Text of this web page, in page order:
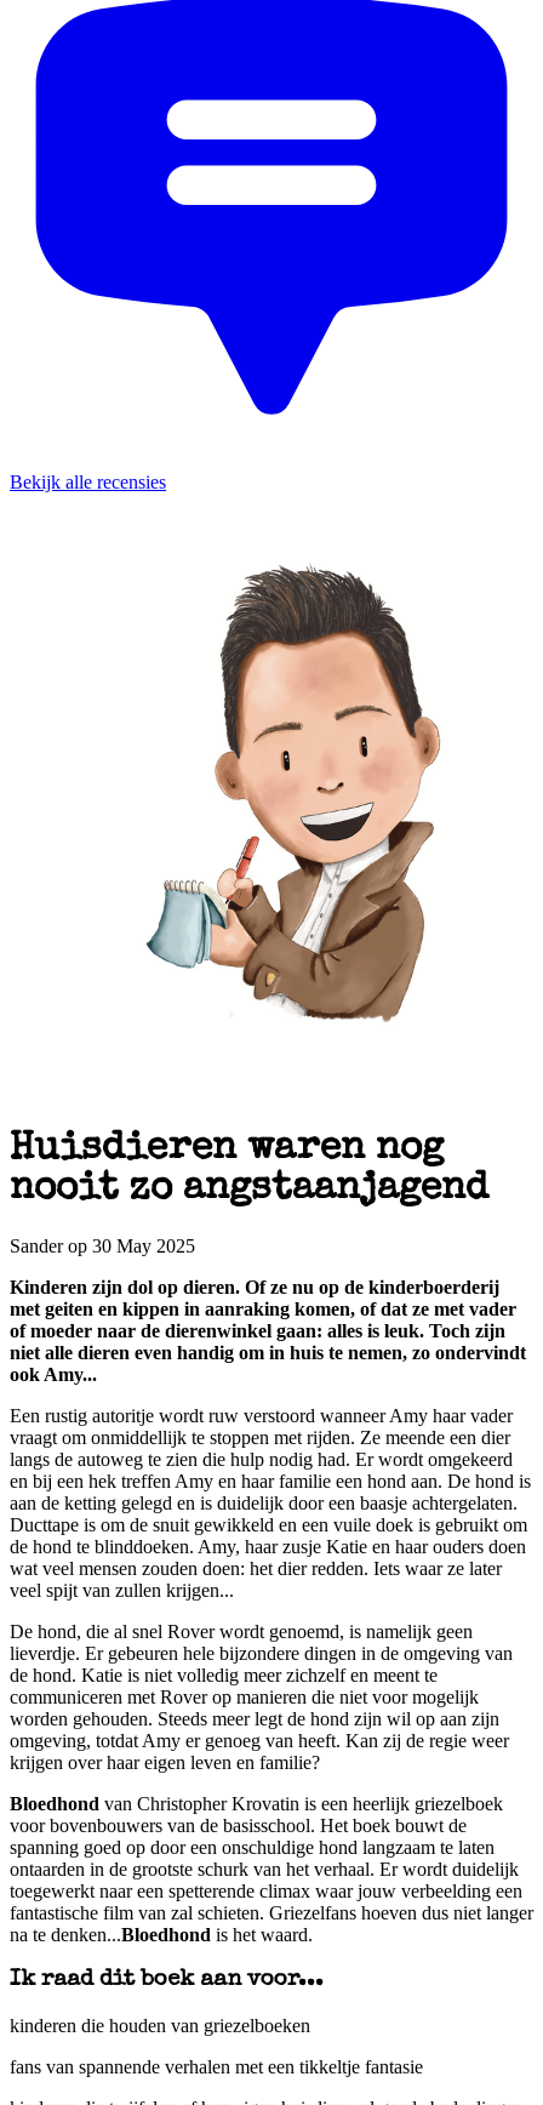
Bekijk alle recensies
Huisdieren waren nog
nooit zo angstaanjagend
Sander op 30 May 2025
Kinderen zijn dol op dieren. Of ze nu op de kinderboerderij
met geiten en kippen in aanraking komen, of dat ze met vader
of moeder naar de dierenwinkel gaan: alles is leuk. Toch zijn
niet alle dieren even handig om in huis te nemen, zo ondervindt
ook Amy...
Een rustig autoritje wordt ruw verstoord wanneer Amy haar vader
vraagt om onmiddellijk te stoppen met rijden. Ze meende een dier
langs de autoweg te zien die hulp nodig had. Er wordt omgekeerd
en bij een hek treffen Amy en haar familie een hond aan. De hond is
aan de ketting gelegd en is duidelijk door een baasje achtergelaten.
Ducttape is om de snuit gewikkeld en een vuile doek is gebruikt om
de hond te blinddoeken. Amy, haar zusje Katie en haar ouders doen
wat veel mensen zouden doen: het dier redden. Iets waar ze later
veel spijt van zullen krijgen...
De hond, die al snel Rover wordt genoemd, is namelijk geen
lieverdje. Er gebeuren hele bijzondere dingen in de omgeving van
de hond. Katie is niet volledig meer zichzelf en meent te
communiceren met Rover op manieren die niet voor mogelijk
worden gehouden. Steeds meer legt de hond zijn wil op aan zijn
omgeving, totdat Amy er genoeg van heeft. Kan zij de regie weer
krijgen over haar eigen leven en familie?
Bloedhond van Christopher Krovatin is een heerlijk griezelboek
voor bovenbouwers van de basisschool. Het boek bouwt de
spanning goed op door een onschuldige hond langzaam te laten
ontaarden in de grootste schurk van het verhaal. Er wordt duidelijk
toegewerkt naar een spetterende climax waar jouw verbeelding een
fantastische film van zal schieten. Griezelfans hoeven dus niet langer
na te denken...Bloedhond is het waard.
Ik raad dit boek aan voor...
kinderen die houden van griezelboeken
fans van spannende verhalen met een tikkeltje fantasie